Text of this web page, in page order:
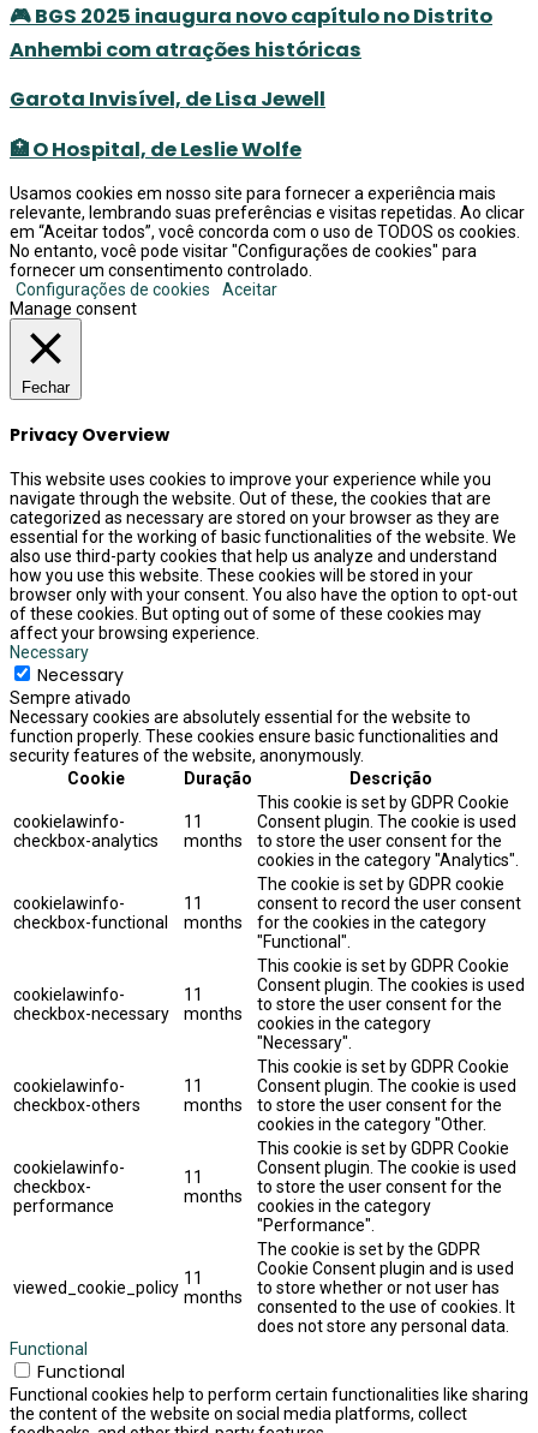
🎮 BGS 2025 inaugura novo capítulo no Distrito
Anhembi com atrações históricas
Garota Invisível, de Lisa Jewell
🏥 O Hospital, de Leslie Wolfe
Usamos cookies em nosso site para fornecer a experiência mais
relevante, lembrando suas preferências e visitas repetidas. Ao clicar
em “Aceitar todos”, você concorda com o uso de TODOS os cookies.
No entanto, você pode visitar "Configurações de cookies" para
fornecer um consentimento controlado.
Configurações de cookies
Aceitar
Manage consent
Fechar
Privacy Overview
This website uses cookies to improve your experience while you
navigate through the website. Out of these, the cookies that are
categorized as necessary are stored on your browser as they are
essential for the working of basic functionalities of the website. We
also use third-party cookies that help us analyze and understand
how you use this website. These cookies will be stored in your
browser only with your consent. You also have the option to opt-out
of these cookies. But opting out of some of these cookies may
affect your browsing experience.
Necessary
Necessary
Sempre ativado
Necessary cookies are absolutely essential for the website to
function properly. These cookies ensure basic functionalities and
security features of the website, anonymously.
Cookie
Duração Descrição
cookielawinfo-
checkbox-analytics
11
months
This cookie is set by GDPR Cookie
Consent plugin. The cookie is used
to store the user consent for the
cookies in the category "Analytics".
cookielawinfo-
checkbox-functional
11
months
The cookie is set by GDPR cookie
consent to record the user consent
for the cookies in the category
"Functional".
cookielawinfo-
checkbox-necessary
11
months
This cookie is set by GDPR Cookie
Consent plugin. The cookies is used
to store the user consent for the
cookies in the category
"Necessary".
cookielawinfo-
checkbox-others
11
months
This cookie is set by GDPR Cookie
Consent plugin. The cookie is used
to store the user consent for the
cookies in the category "Other.
cookielawinfo-
checkbox-
performance
11
months
This cookie is set by GDPR Cookie
Consent plugin. The cookie is used
to store the user consent for the
cookies in the category
"Performance".
viewed_cookie_policy 11
months
The cookie is set by the GDPR
Cookie Consent plugin and is used
to store whether or not user has
consented to the use of cookies. It
does not store any personal data.
Functional
Functional
Functional cookies help to perform certain functionalities like sharing
the content of the website on social media platforms, collect